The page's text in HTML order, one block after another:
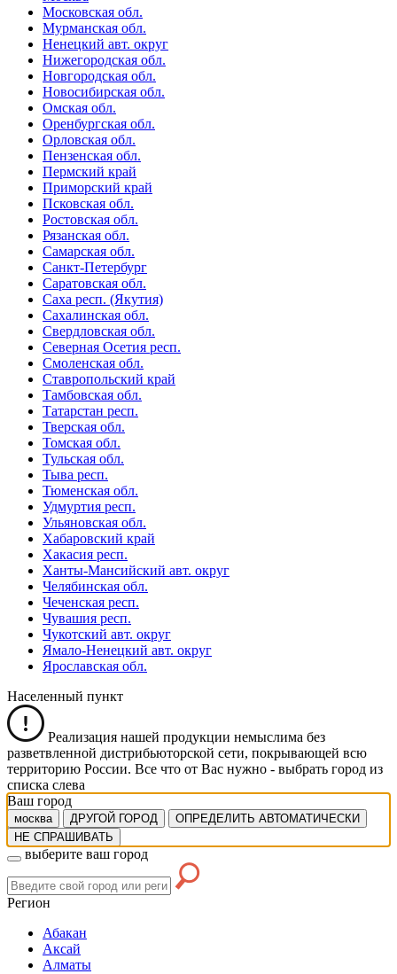
Московская обл.
Мурманская обл.
Ненецкий авт. округ
Нижегородская обл.
Новгородская обл.
Новосибирская обл.
Омская обл.
Оренбургская обл.
Орловская обл.
Пензенская обл.
Пермский край
Приморский край
Псковская обл.
Ростовская обл.
Рязанская обл.
Самарская обл.
Санкт-Петербург
Саратовская обл.
Саха респ. (Якутия)
Сахалинская обл.
Свердловская обл.
Северная Осетия респ.
Смоленская обл.
Ставропольский край
Тамбовская обл.
Татарстан респ.
Тверская обл.
Томская обл.
Тульская обл.
Тыва респ.
Тюменская обл.
Удмуртия респ.
Ульяновская обл.
Хабаровский край
Хакасия респ.
Ханты-Мансийский авт. округ
Челябинская обл.
Чеченская респ.
Чувашия респ.
Чукотский авт. округ
Ямало-Ненецкий авт. округ
Ярославская обл.
Населенный пункт
Реализация нашей продукции немыслима без
разветвленной дистрибьюторской сети, покрывающей всю
территорию России. Все что от Вас нужно - выбрать город из
списка слева
Ваш город
москва ДРУГОЙ ГОРОД
ОПРЕДЕЛИТЬ АВТОМАТИЧЕСКИ
НЕ СПРАШИВАТЬ
выберите ваш город
Регион
Абакан
Аксай
Алматы